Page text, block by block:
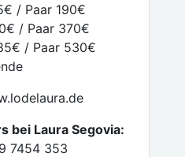
/ Paar 190€
/ Paar 370€
/ Paar 530€
bei Laura Segovia:
7454 353